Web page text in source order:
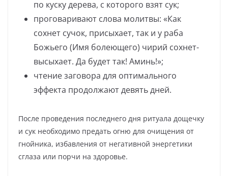
по куску дерева, с которого взят сук;
проговаривают слова молитвы: «Как
сохнет сучок, присыхает, так и у раба
Божьего (Имя болеющего) чирий сохнет-
высыхает. Да будет так! Аминь!»;
чтение заговора для оптимального
эффекта продолжают девять дней.
После проведения последнего дня ритуала дощечку
и сук необходимо предать огню для очищения от
гнойника, избавления от негативной энергетики
сглаза или порчи на здоровье.